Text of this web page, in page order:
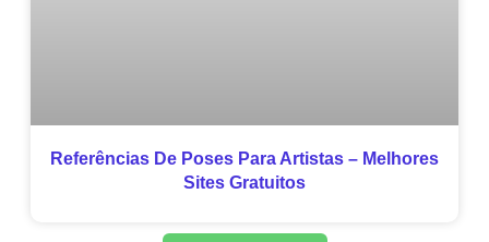
Referências De Poses Para Artistas – Melhores
Sites Gratuitos